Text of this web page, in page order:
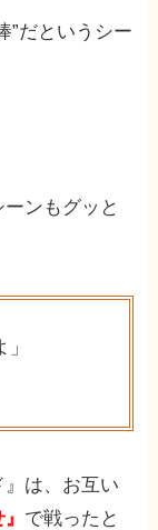
”だというシー
ンもグッと
』は、お互い
で戦ったと